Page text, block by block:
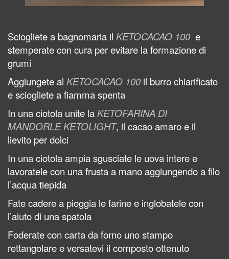
Sciogliete a bagnomaria il KETOCACAO 100e
stemperate con cura perevitare la formazione di
grumi
Aggiungete al KETOCACAO 100il burro chiarificato
e sciogliete a fiamma spenta
In una ciotola unite la KETOFARINA DI
MANDORLE KETOLIGHT, il cacao amaro e il
lievito per dolci
In una ciotola ampia sgusciate le uova intere e
lavoratele con una frusta a mano aggiungendo a filo
l’acqua tiepida
Fate cadere a pioggia le farine e inglobatele con
l’aiuto di una spatola
Foderate con carta da forno uno stampo
rettangolare e versatevi il composto ottenuto